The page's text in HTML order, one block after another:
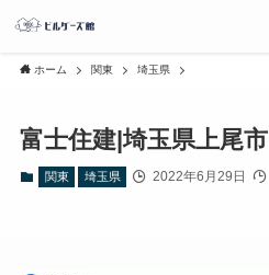
ホーム 関東 埼玉県
富士住建|埼玉県上尾市
関東 埼玉県 2022年6月29日